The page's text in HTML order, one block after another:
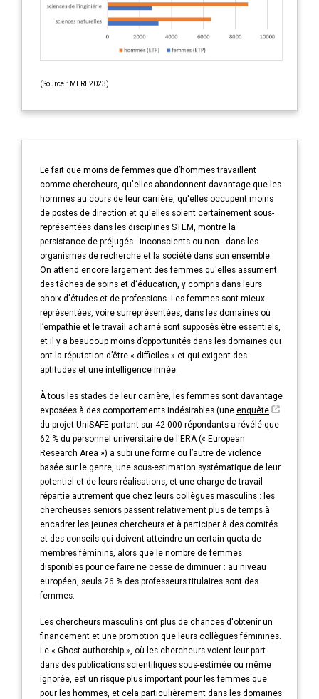
(Source : MERI 2023)
Le fait que moins de femmes que d’hommes travaillent
comme chercheurs, qu'elles abandonnent davantage que les
hommes au cours de leur carrière, qu'elles occupent moins
de postes de direction et qu'elles soient certainement sous-
représentées dans les disciplines STEM, montre la
persistance de préjugés - inconscients ou non - dans les
organismes de recherche et la société dans son ensemble.
On attend encore largement des femmes qu'elles assument
des tâches de soins et d‘éducation, y compris dans leurs
choix d'études et de professions. Les femmes sont mieux
représentées, voire surreprésentées, dans les domaines où
l’empathie et le travail acharné sont supposés être essentiels,
et il y a beaucoup moins d’opportunités dans les domaines qui
ont la réputation d’être « difficiles » et qui exigent des
aptitudes et une intelligence innée.
À tous les stades de leur carrière, les femmes sont davantage
exposées à des comportements indésirables (une enquête
du projet UniSAFE portant sur 42 000 répondants a révélé que
62 % du personnel universitaire de l'ERA (« European
Research Area ») a subi une forme ou l’autre de violence
basée sur le genre, une sous-estimation systématique de leur
potentiel et de leurs réalisations, et une charge de travail
répartie autrement que chez leurs collègues masculins : les
chercheuses seniors passent relativement plus de temps à
encadrer les jeunes chercheurs et à participer à des comités
et des conseils qui doivent atteindre un certain quota de
membres féminins, alors que le nombre de femmes
disponibles pour ce faire ne cesse de diminuer : au niveau
européen, seuls 26 % des professeurs titulaires sont des
femmes.
Les chercheurs masculins ont plus de chances d'obtenir un
financement et une promotion que leurs collègues féminines.
Le « Ghost authorship », où les chercheurs voient leur part
dans des publications scientifiques sous-estimée ou même
ignorée, est un risque plus important pour les femmes que
pour les hommes, et cela particulièrement dans les domaines